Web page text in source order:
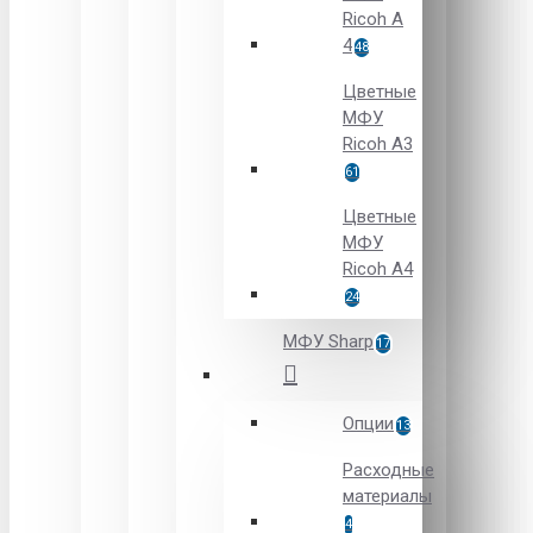
Ricoh A
448
Цветные
МФУ
Ricoh A3
61
Цветные
МФУ
Ricoh A4
24
МФУ Sharp 17
Опции 13
Расходные
материалы
4